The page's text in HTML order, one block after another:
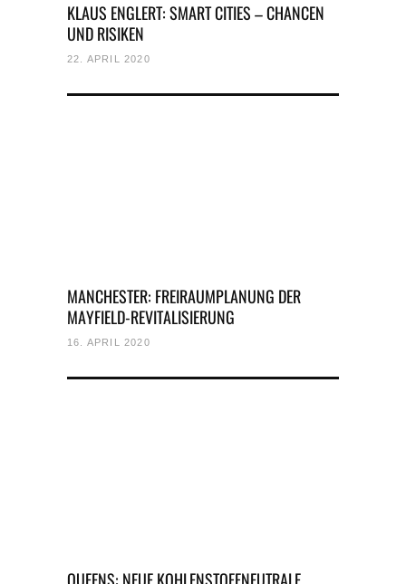
KLAUS ENGLERT: SMART CITIES – CHANCEN
UND RISIKEN
22. APRIL 2020
MANCHESTER: FREIRAUMPLANUNG DER
MAYFIELD-REVITALISIERUNG
16. APRIL 2020